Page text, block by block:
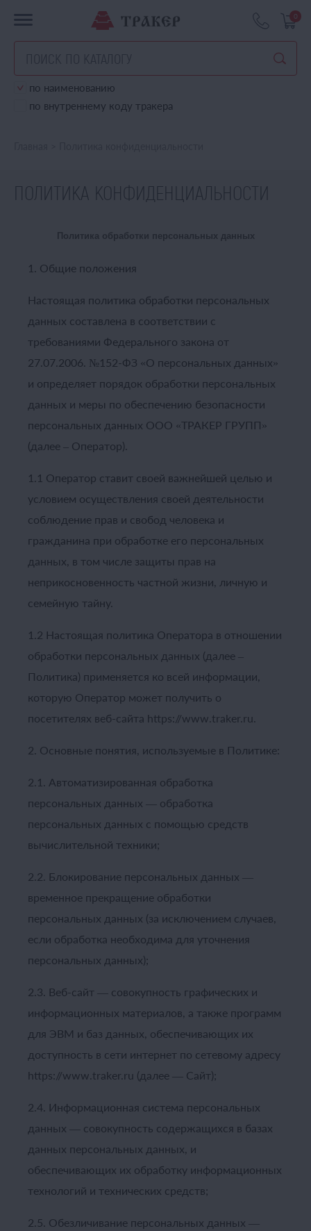
0
по наименованию
по внутреннему коду тракера
ПОЛИТИКА КОНФИДЕНЦИАЛЬНОСТИ
Политика обработки персональных данных
1. Общие положения
Настоящая политика обработки персональных
данных составлена в соответствии с
требованиями Федерального закона от
27.07.2006. №152-ФЗ «О персональных данных»
и определяет порядок обработки персональных
данных и меры по обеспечению безопасности
персональных данных ООО «ТРАКЕР ГРУПП»
(далее – Оператор).
1.1 Оператор ставит своей важнейшей целью и
условием осуществления своей деятельности
соблюдение прав и свобод человека и
гражданина при обработке его персональных
данных, в том числе защиты прав на
неприкосновенность частной жизни, личную и
семейную тайну.
1.2 Настоящая политика Оператора в отношении
обработки персональных данных (далее –
Политика) применяется ко всей информации,
которую Оператор может получить о
посетителях веб-сайта https://www.traker.ru.
2. Основные понятия, используемые в Политике:
2.1. Автоматизированная обработка
персональных данных — обработка
персональных данных с помощью средств
вычислительной техники;
2.2. Блокирование персональных данных —
временное прекращение обработки
персональных данных (за исключением случаев,
если обработка необходима для уточнения
персональных данных);
2.3. Веб-сайт — совокупность графических и
информационных материалов, а также программ
для ЭВМ и баз данных, обеспечивающих их
доступность в сети интернет по сетевому адресу
https://www.traker.ru (далее — Сайт);
2.4. Информационная система персональных
данных — совокупность содержащихся в базах
данных персональных данных, и
обеспечивающих их обработку информационных
технологий и технических средств;
2.5. Обезличивание персональных данных —